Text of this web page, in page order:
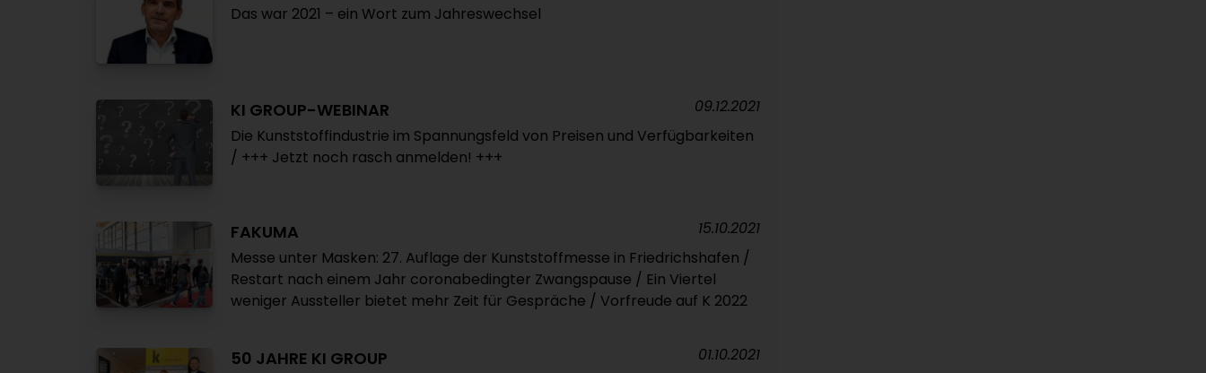
Das war 2021 – ein Wort zum Jahreswechsel
KI GROUP-WEBINAR
Die Kunststoffindustrie im Spannungsfeld von Preisen und Verfügbarkeiten
/ +++ Jetzt noch rasch anmelden! +++
09.12.2021
FAKUMA
Messe unter Masken: 27. Auflage der Kunststoffmesse in Friedrichshafen /
Restart nach einem Jahr coronabedingter Zwangspause / Ein Viertel
weniger Aussteller bietet mehr Zeit für Gespräche / Vorfreude auf K 2022
15.10.2021
50 JAHRE KI GROUP 01.10.2021